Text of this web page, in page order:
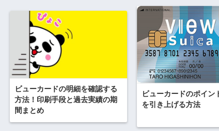
ビューカードの明細を確認する
方法！印刷手段と過去実績の期
間まとめ
ビューカードのポイン
を引き上げる方法